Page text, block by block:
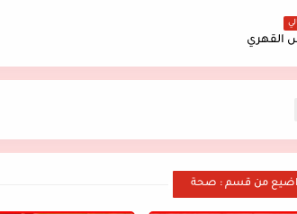
القهري
من قسم : صحة